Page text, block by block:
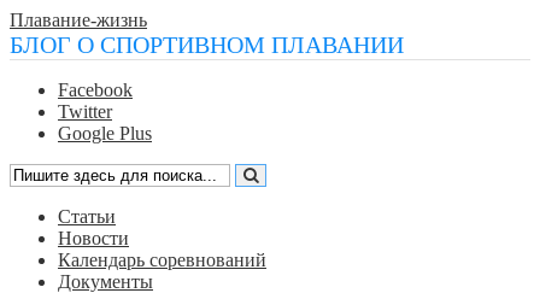
Плавание-жизнь
БЛОГ О СПОРТИВНОМ ПЛАВАНИИ
Facebook
Twitter
Google Plus
Статьи
Новости
Календарь соревнований
Документы